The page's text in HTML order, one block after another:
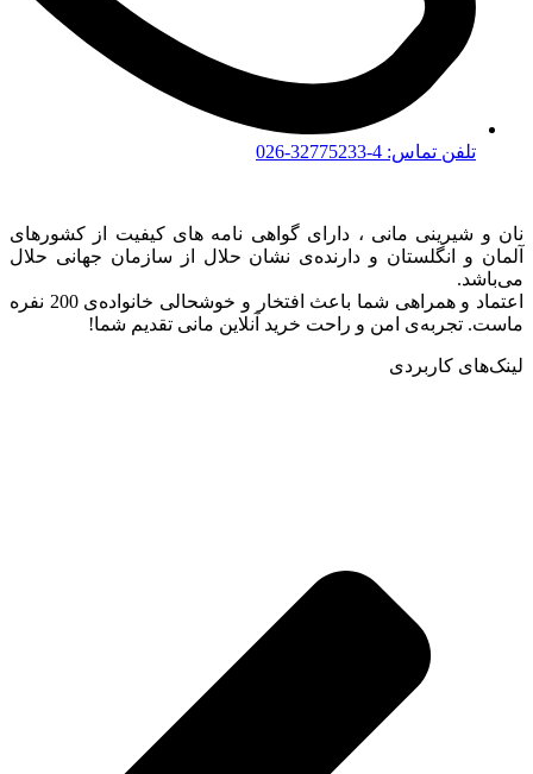
تلفن تماس: 4-32775233-026
نان و شیرینی مانی ، دارای گواهی نامه های کیفیت از کشورهای
آلمان و انگلستان و دارنده‌ی نشان حلال از سازمان جهانی حلال
می‌باشد.
اعتماد و همراهی شما باعث افتخار و خوشحالی خانواده‌ی 200 نفره
ماست. تجربه‌ی امن و راحت خرید آنلاین مانی تقدیم شما!
لینک‌های کاربردی